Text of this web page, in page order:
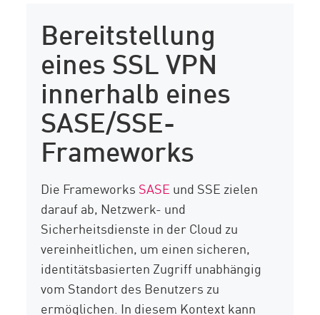
Bereitstellung
eines SSL VPN
innerhalb eines
SASE/SSE-
Frameworks
Die Frameworks SASE und SSE zielen
darauf ab, Netzwerk- und
Sicherheitsdienste in der Cloud zu
vereinheitlichen, um einen sicheren,
identitätsbasierten Zugriff unabhängig
vom Standort des Benutzers zu
ermöglichen. In diesem Kontext kann